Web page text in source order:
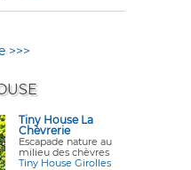
>>>
Tiny House La
Chèvrerie
Escapade nature au
milieu des chèvres
Tiny House Girolles